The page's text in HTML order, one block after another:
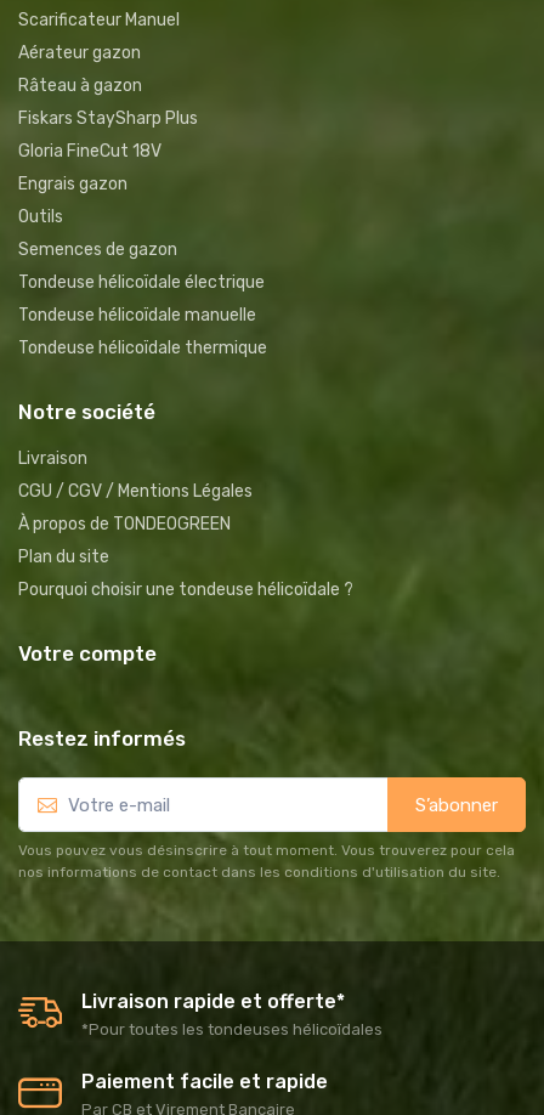
Scarificateur Manuel
Aérateur gazon
Râteau à gazon
Fiskars StaySharp Plus
Gloria FineCut 18V
Engrais gazon
Outils
Semences de gazon
Tondeuse hélicoïdale électrique
Tondeuse hélicoïdale manuelle
Tondeuse hélicoïdale thermique
Notre société
Livraison
CGU / CGV / Mentions Légales
À propos de TONDEOGREEN
Plan du site
Pourquoi choisir une tondeuse hélicoïdale ?
Votre compte
Restez informés
S’abonner
Vous pouvez vous désinscrire à tout moment. Vous trouverez pour cela
nos informations de contact dans les conditions d'utilisation du site.
Livraison rapide et offerte*
*Pour toutes les tondeuses hélicoïdales
Paiement facile et rapide
Par CB et Virement Bancaire